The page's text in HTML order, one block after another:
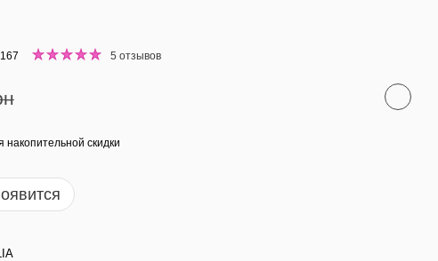
5 отзывов
накопительной скидки